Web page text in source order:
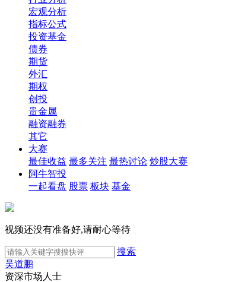
宏观分析
指标公式
投资基金
债券
期货
外汇
期权
创投
贵金属
融资融券
其它
大赛
最佳收益 最多关注 最热讨论 炒股大赛
阿牛智投
一起看盘 股票 板块 基金
视频还没有准备好,请耐心等待
搜索
吴道鹏
资深市场人士